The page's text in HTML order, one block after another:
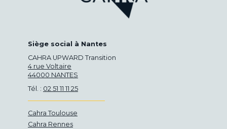
Siège social à Nantes
CAHRA UPWARD Transition
4 rue Voltaire
44000 NANTES
Tél. : 02 51 11 11 25
Cahra Toulouse
Cahra Rennes